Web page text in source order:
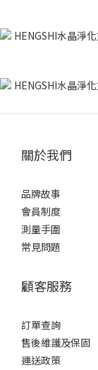
關於我們
品牌故事
會員制度
測量手圍
常見問題
顧客服務
訂單查詢
售後維護及保固
運送政策